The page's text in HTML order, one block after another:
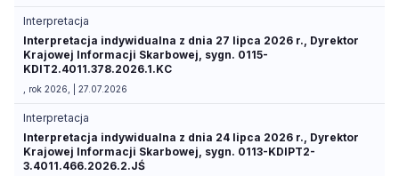
Interpretacja
Interpretacja indywidualna z dnia 27 lipca 2026 r., Dyrektor
Krajowej Informacji Skarbowej, sygn. 0115-
KDIT2.4011.378.2026.1.KC
, rok 2026, | 27.07.2026
Interpretacja
Interpretacja indywidualna z dnia 24 lipca 2026 r., Dyrektor
Krajowej Informacji Skarbowej, sygn. 0113-KDIPT2-
3.4011.466.2026.2.JŚ